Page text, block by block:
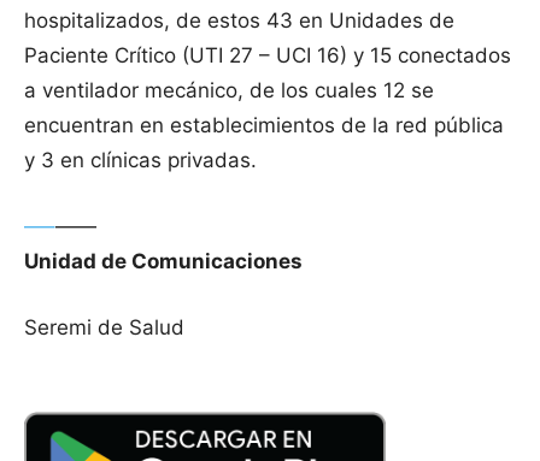
hospitalizados, de estos 43 en Unidades de
Paciente Crítico (UTI 27 – UCI 16) y 15 conectados
a ventilador mecánico, de los cuales 12 se
encuentran en establecimientos de la red pública
y 3 en clínicas privadas.
—–——
Unidad de Comunicaciones
Seremi de Salud